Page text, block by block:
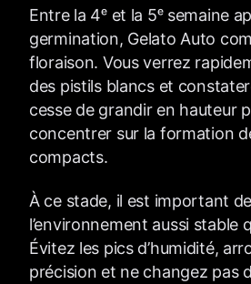
Entre la 4ᵉ et la 5ᵉ semaine
germination, Gelato Auto
floraison. Vous verrez
des pistils blancs et
cesse de grandir en hauteur
concentrer sur la formation
compacts.
À ce stade, il est important
l’environnement aussi stable
Évitez les pics d’humidité,
précision et ne changez pas